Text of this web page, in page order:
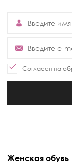
Согласен на
Женская обувь